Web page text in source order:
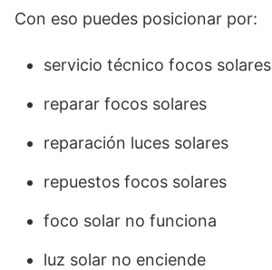
Con eso puedes posicionar por:
servicio técnico focos solares
reparar focos solares
reparación luces solares
repuestos focos solares
foco solar no funciona
luz solar no enciende